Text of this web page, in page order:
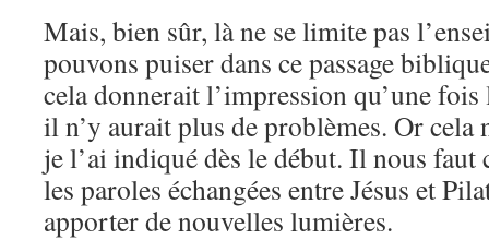
Mais, bien sûr, là ne se limite pas
pouvons puiser dans ce passage
cela donnerait l’impression qu’une fois
il n’y aurait plus de problèmes. Or cela
je l’ai indiqué dès le début. Il nous faut
les paroles échangées entre Jésus et
apporter de nouvelles lumières.